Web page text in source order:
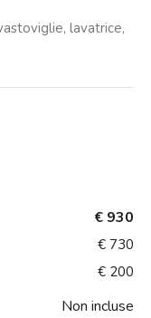
lavatrice,
€ 930
€ 730
€ 200
Non incluse